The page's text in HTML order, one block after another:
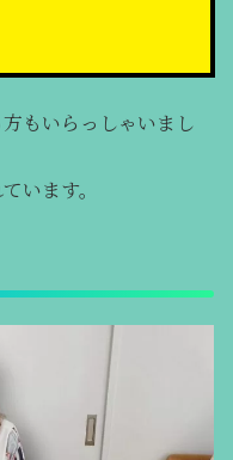
もいらっしゃいまし
います。